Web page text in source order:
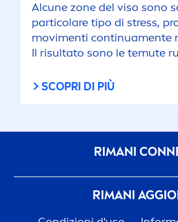
Alcune zone del viso sono
particolare tipo di stress,
movimenti continuamente
Il risultato sono le temute
SCOPRI DI PIÙ
RIMANI
RIMANI